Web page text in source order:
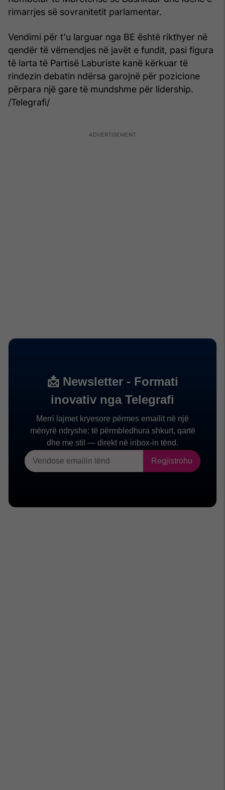
rimarrjes së sovranitetit parlamentar.
Vendimi për t'u larguar nga BE është rikthyer në
qendër të vëmendjes në javët e fundit, pasi figura
të larta të Partisë Laburiste kanë kërkuar të
rindezin debatin ndërsa garojnë për pozicione
përpara një gare të mundshme për lidership.
/Telegrafi/